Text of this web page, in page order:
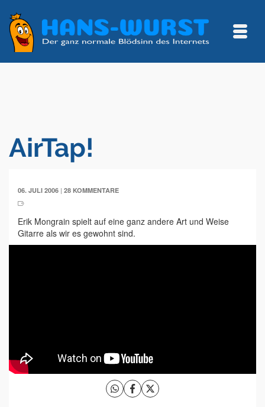
AirTap!
06. JULI 2006 | 28 KOMMENTARE
Erik Mongrain spielt auf eine ganz andere Art und Weise
Gitarre als wir es gewohnt sind.